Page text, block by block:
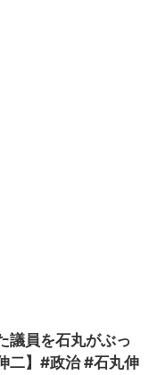
議員を石丸がぶっ
二】#政治 #石丸伸